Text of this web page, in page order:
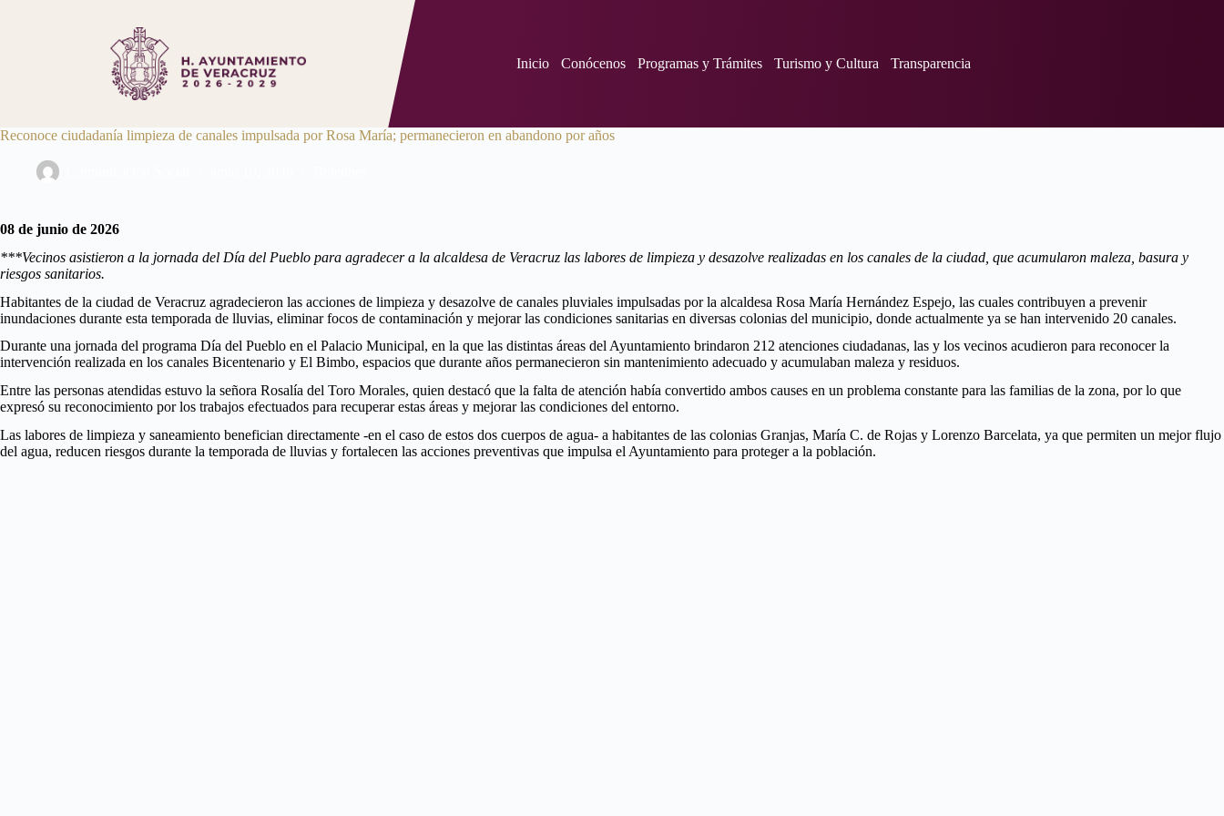
Inicio
Conócenos Programas y Trámites Turismo y Cultura Transparencia
Reconoce ciudadanía limpieza de canales impulsada por Rosa María; permanecieron en abandono por años
08 de junio de 2026
***Vecinos asistieron a la jornada del Día del Pueblo para agradecer a la alcaldesa de Veracruz las labores de limpieza y desazolve realizadas en los canales de la ciudad, que acumularon maleza, basura y
riesgos sanitarios.
Habitantes de la ciudad de Veracruz agradecieron las acciones de limpieza y desazolve de canales pluviales impulsadas por la alcaldesa Rosa María Hernández Espejo, las cuales contribuyen a prevenir
inundaciones durante esta temporada de lluvias, eliminar focos de contaminación y mejorar las condiciones sanitarias en diversas colonias del municipio, donde actualmente ya se han intervenido 20 canales.
Durante una jornada del programa Día del Pueblo en el Palacio Municipal, en la que las distintas áreas del Ayuntamiento brindaron 212 atenciones ciudadanas, las y los vecinos acudieron para reconocer la
intervención realizada en los canales Bicentenario y El Bimbo, espacios que durante años permanecieron sin mantenimiento adecuado y acumulaban maleza y residuos.
Entre las personas atendidas estuvo la señora Rosalía del Toro Morales, quien destacó que la falta de atención había convertido ambos causes en un problema constante para las familias de la zona, por lo que
expresó su reconocimiento por los trabajos efectuados para recuperar estas áreas y mejorar las condiciones del entorno.
Las labores de limpieza y saneamiento benefician directamente -en el caso de estos dos cuerpos de agua- a habitantes de las colonias Granjas, María C. de Rojas y Lorenzo Barcelata, ya que permiten un mejor flujo
del agua, reducen riesgos durante la temporada de lluvias y fortalecen las acciones preventivas que impulsa el Ayuntamiento para proteger a la población.